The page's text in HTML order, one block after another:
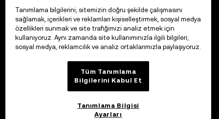
Tanımlama bilgilerini; sitemizin doğru şekilde çalışmasını
sağlamak, içerikleri ve reklamları kişiselleştirmek, sosyal medya
özellikleri sunmak ve site trafiğimizi analiz etmek için
kullanıyoruz. Aynı zamanda site kullanımınızla ilgili bilgileri;
sosyal medya, reklamcılık ve analiz ortaklarımızla paylaşıyoruz.
Tüm Tanımlama
Bilgilerini Kabul Et
Tanımlama Bilgisi
Ayarları